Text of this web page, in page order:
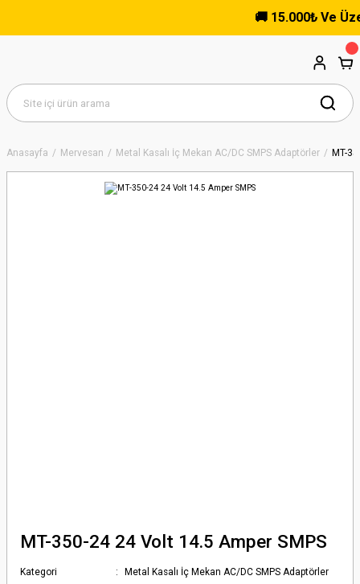
🚚 15.000₺ Ve
Anasayfa Mervesan Metal Kasalı İç Mekan AC/DC SMPS Adaptörler MT-
MT-350-24 24 Volt 14.5 Amper SMPS
Kategori
Metal Kasalı İç Mekan AC/DC SMPS Adaptörler